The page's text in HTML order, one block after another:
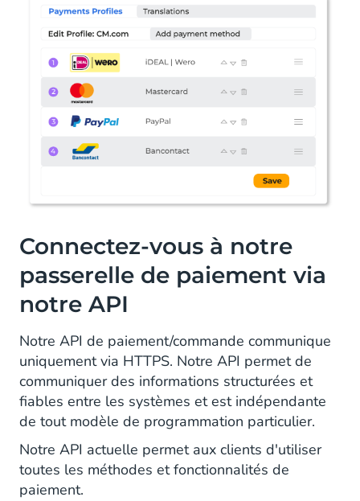
Connectez-vous à notre
passerelle de paiement via
notre API
Notre API de paiement/commande communique
uniquement via HTTPS. Notre API permet de
communiquer des informations structurées et
fiables entre les systèmes et est indépendante
de tout modèle de programmation particulier.
Notre API actuelle permet aux clients d'utiliser
toutes les méthodes et fonctionnalités de
paiement.